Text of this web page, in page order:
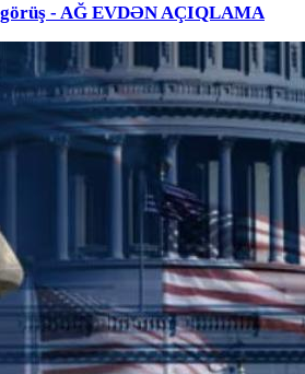
- AĞ EVDƏN AÇIQLAMA